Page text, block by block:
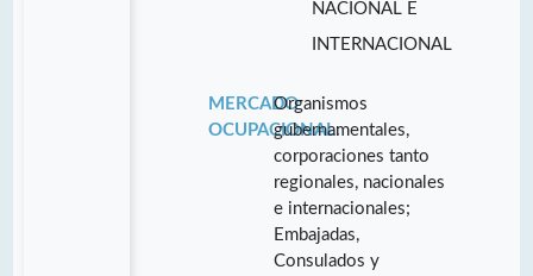
NACIONAL E
INTERNACIONAL
MERCADO
OCUPACIONAL:
Organismos
gubernamentales,
corporaciones tanto
regionales, nacionales
e internacionales;
Embajadas,
Consulados y